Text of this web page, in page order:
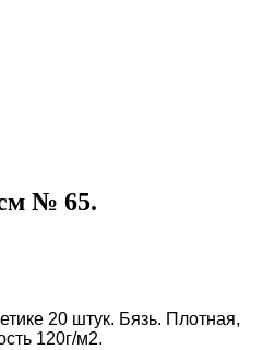
№ 65.
20 штук. Бязь. Плотная,
120г/м2.